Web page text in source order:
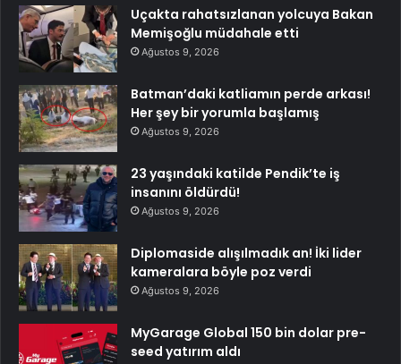
Uçakta rahatsızlanan yolcuya Bakan
Memişoğlu müdahale etti
Ağustos 9, 2026
Batman’daki katliamın perde arkası!
Her şey bir yorumla başlamış
Ağustos 9, 2026
23 yaşındaki katilde Pendik’te iş
insanını öldürdü!
Ağustos 9, 2026
Diplomaside alışılmadık an! İki lider
kameralara böyle poz verdi
Ağustos 9, 2026
MyGarage Global 150 bin dolar pre-
seed yatırım aldı